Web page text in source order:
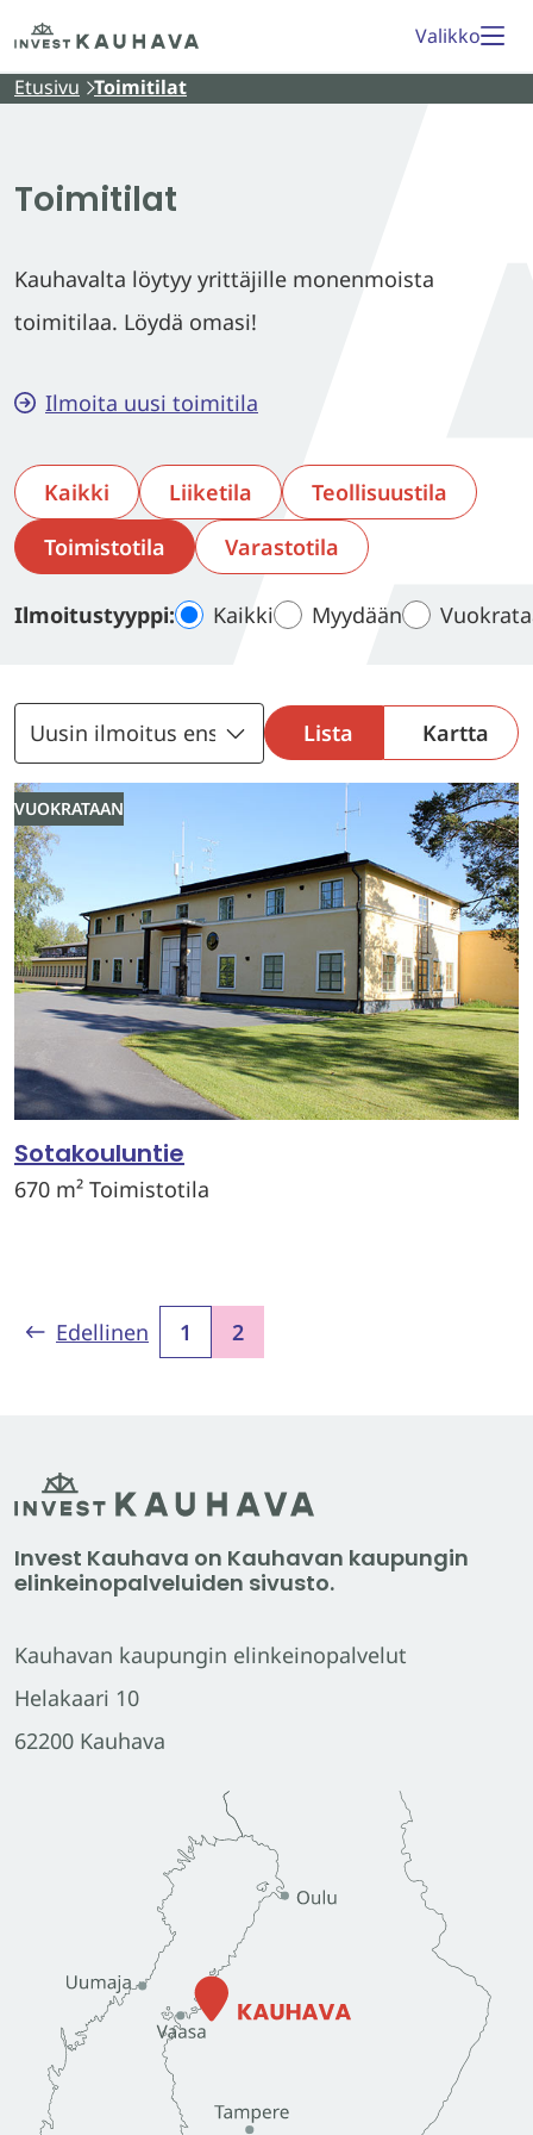
Siirry
Etusivu
Valikko
Etusivu Toimitilat
Toimitilat
Kauhavalta löytyy yrittäjille monenmoista
toimitilaa. Löydä omasi!
Ilmoita uusi toimitila
Kaikki Liiketila
Teollisuustila
Toimistotila
Varastotila
Ilmoitustyyppi: Kaikki Myydään
Lista Kartta
VUOKRATAAN
Sotakouluntie
670 m² Toimistotila
Edellinen 1 2
Invest Kauhava on Kauhavan kaupungin
elinkeinopalveluiden sivusto.
Kauhavan kaupungin elinkeinopalvelut
Helakaari 10
62200 Kauhava